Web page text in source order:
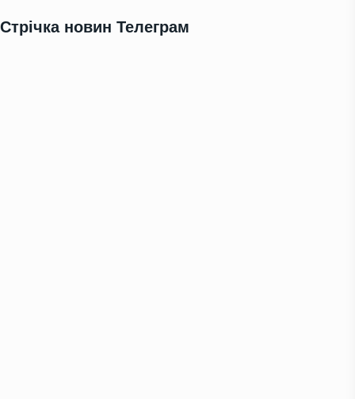
Стрічка новин Телеграм